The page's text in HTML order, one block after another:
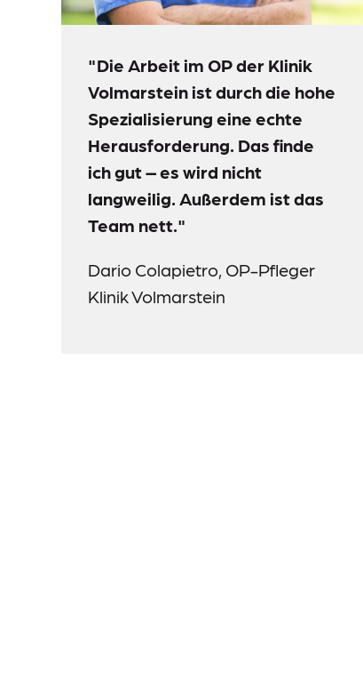
"Die Arbeit im OP der Klinik
Volmarstein ist durch die hohe
Spezialisierung eine echte
Herausforderung. Das finde
ich gut – es wird nicht
langweilig. Außerdem ist das
Team nett."
Dario Colapietro, OP-Pfleger
Klinik Volmarstein